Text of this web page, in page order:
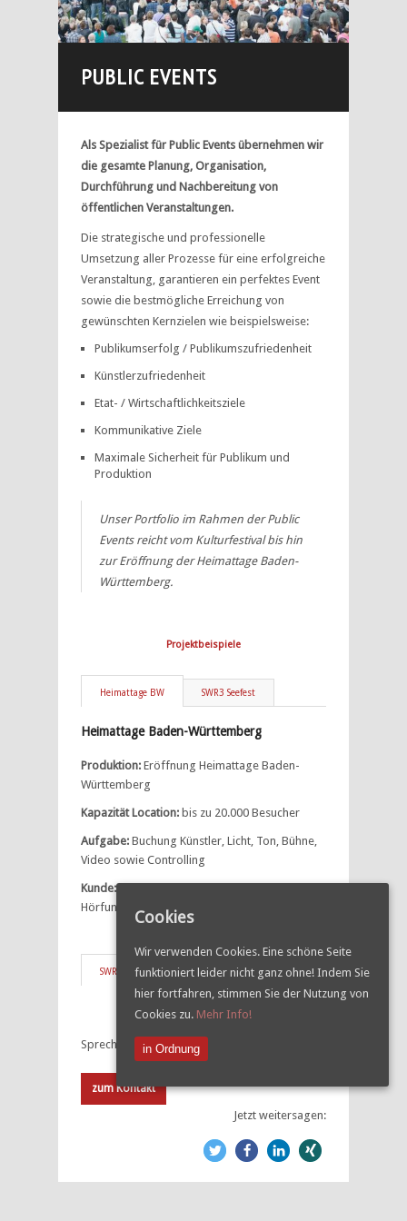
PUBLIC EVENTS
Als Spezialist für Public Events übernehmen wir
die gesamte Planung, Organisation,
Durchführung und Nachbereitung von
öffentlichen Veranstaltungen.
Die strategische und professionelle
Umsetzung aller Prozesse für eine erfolgreiche
Veranstaltung, garantieren ein perfektes Event
sowie die bestmögliche Erreichung von
gewünschten Kernzielen wie beispielsweise:
Publikumserfolg / Publikumszufriedenheit
Künstlerzufriedenheit
Etat- / Wirtschaftlichkeitsziele
Kommunikative Ziele
Maximale Sicherheit für Publikum und
Produktion
Unser Portfolio im Rahmen der Public
Events reicht vom Kulturfestival bis hin
zur Eröffnung der Heimattage Baden-
Württemberg.
Projektbeispiele
Heimattage BW SWR3 Seefest
Heimattage Baden-Württemberg
Produktion: Eröffnung Heimattage Baden-
Württemberg
Kapazität Location: bis zu 20.000 Besucher
Aufgabe: Buchung Künstler, Licht, Ton, Bühne,
Video sowie Controlling
Kunde:
Hörfunk Baden-Württemberg
SWR1 Disco Sommerfarben Herrenberg
Sprechen Sie uns an!
zum Kontakt
Jetzt weitersagen:
Cookies
Wir verwenden Cookies. Eine schöne Seite
funktioniert leider nicht ganz ohne! Indem Sie
hier fortfahren, stimmen Sie der Nutzung von
Cookies zu. Mehr Info!
in Ordnung